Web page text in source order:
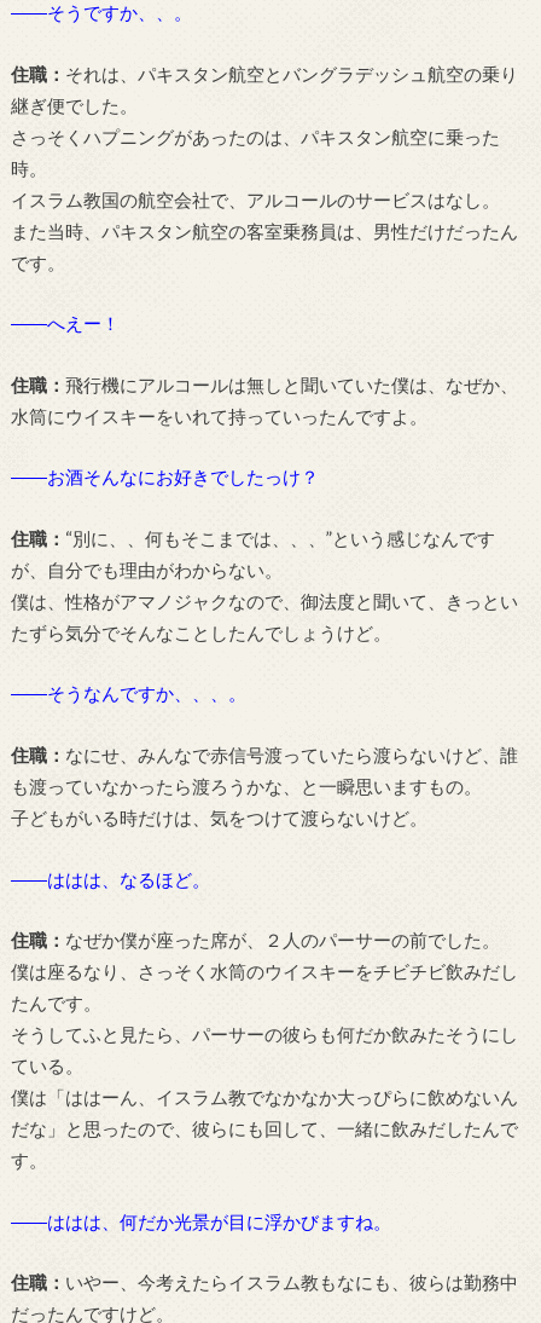
――そうですか、、。
住職： それは、パキスタン航空とバングラデッシュ航空の乗り
継ぎ便でした。
さっそくハプニングがあったのは、パキスタン航空に乗った
時。
イスラム教国の航空会社で、アルコールのサービスはなし。
また当時、パキスタン航空の客室乗務員は、男性だけだったん
です。
――へえー！
住職： 飛行機にアルコールは無しと聞いていた僕は、なぜか、
水筒にウイスキーをいれて持っていったんですよ。
――お酒そんなにお好きでしたっけ？
住職： “別に、、何もそこまでは、、、”という感じなんです
が、自分でも理由がわからない。
僕は、性格がアマノジャクなので、御法度と聞いて、きっとい
たずら気分でそんなことしたんでしょうけど。
――そうなんですか、、、。
住職： なにせ、みんなで赤信号渡っていたら渡らないけど、誰
も渡っていなかったら渡ろうかな、と一瞬思いますもの。
子どもがいる時だけは、気をつけて渡らないけど。
――ははは、なるほど。
住職： なぜか僕が座った席が、２人のパーサーの前でした。
僕は座るなり、さっそく水筒のウイスキーをチビチビ飲みだし
たんです。
そうしてふと見たら、パーサーの彼らも何だか飲みたそうにし
ている。
僕は「ははーん、イスラム教でなかなか大っぴらに飲めないん
だな」と思ったので、彼らにも回して、一緒に飲みだしたんで
す。
――ははは、何だか光景が目に浮かびますね。
住職： いやー、今考えたらイスラム教もなにも、彼らは勤務中
だったんですけど。